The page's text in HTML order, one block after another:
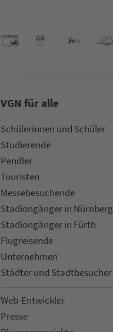
VGN für alle
Schülerinnen und Schüler
Stu­die­rende
Pendler
Touristen
Mes­se­be­suchende
Sta­di­on­gän­ger in Nürn­berg
Sta­di­on­gän­ger in Fürth
Flug­rei­sen­de
Un­ter­neh­men
Städter und Stadt­be­su­cher
Web-Entwickler
Presse